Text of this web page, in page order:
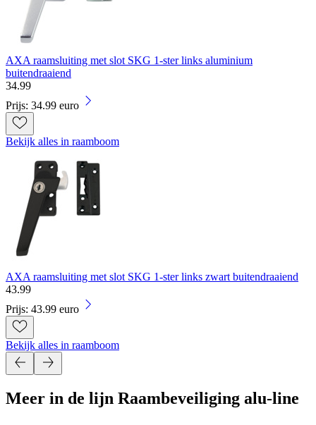
AXA raamsluiting met slot SKG 1-ster links aluminium
buitendraaiend
34.99
Prijs: 34.99 euro
Bekijk alles in raamboom
AXA raamsluiting met slot SKG 1-ster links zwart buitendraaiend
43.99
Prijs: 43.99 euro
Bekijk alles in raamboom
Meer in de lijn Raambeveiliging alu-line